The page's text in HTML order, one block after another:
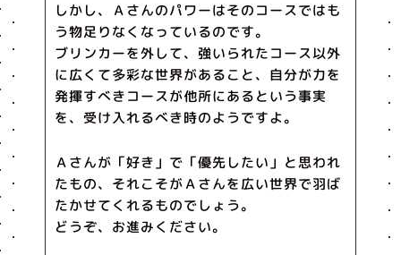
しかし、Ａさんのパワーはそのコースではも
う物足りなくなっているのです。
ブリンカーを外して、強いられたコース以外
に広くて多彩な世界があること、自分が力を
発揮すべきコースが他所にあるという事実
を、受け入れるべき時のようですよ。
Ａさんが「好き」で「優先したい」と思われ
たもの、それこそがＡさんを広い世界で羽ば
たかせてくれるものでしょう。
どうぞ、お進みください。